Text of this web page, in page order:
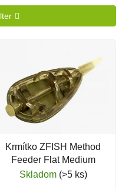
Krmítko ZFISH Method
Feeder Flat Medium
Skladom (>5 ks)